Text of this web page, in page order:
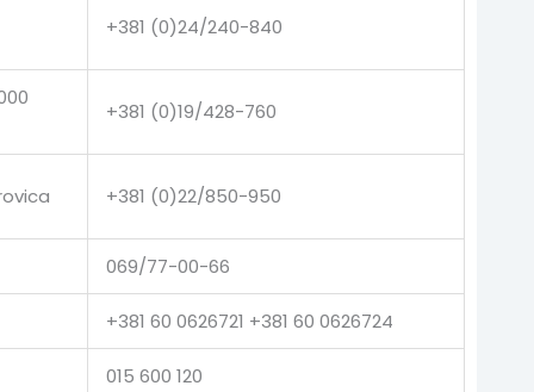
+381 (0)24/240-840
+381 (0)19/428-760
+381 (0)22/850-950
069/77-00-66
+381 60 0626721 +381 60 0626724
015 600 120